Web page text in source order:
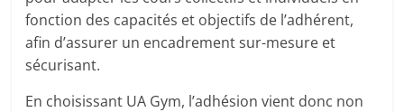
fonction des capacités et objectifs de l’adhérent,
afin d’assurer un encadrement sur-mesure et
sécurisant.
En choisissant UA Gym, l’adhésion vient donc non